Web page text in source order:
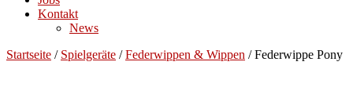
Kontakt
News
Startseite / Spielgeräte /Federwippen & Wippen / Federwippe Pony